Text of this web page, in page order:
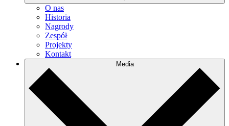
O nas
Historia
Nagrody
Zespół
Projekty
Kontakt
Media